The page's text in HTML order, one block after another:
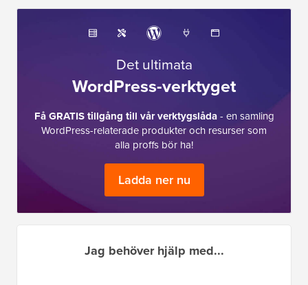
Det ultimata
WordPress-verktyget
Få GRATIS tillgång till vår verktygslåda- en samling
WordPress-relaterade produkter och resurser som
alla proffs bör ha!
Ladda ner nu
Jag behöver hjälp med...